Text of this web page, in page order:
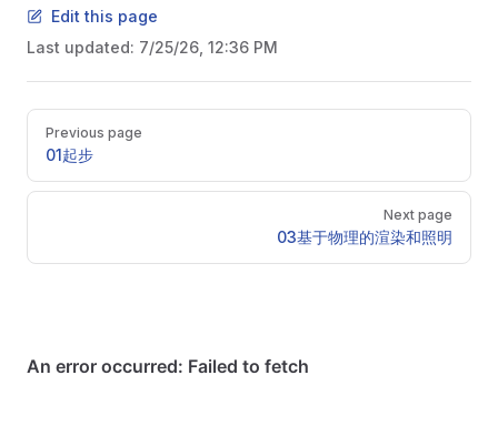
Edit this page
Last updated: 7/25/26, 12:36 PM
Pager
Previous page
01起步
Next page
03基于物理的渲染和照明